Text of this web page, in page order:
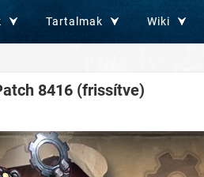
Tartalmak Wiki
8416 (frissítve)